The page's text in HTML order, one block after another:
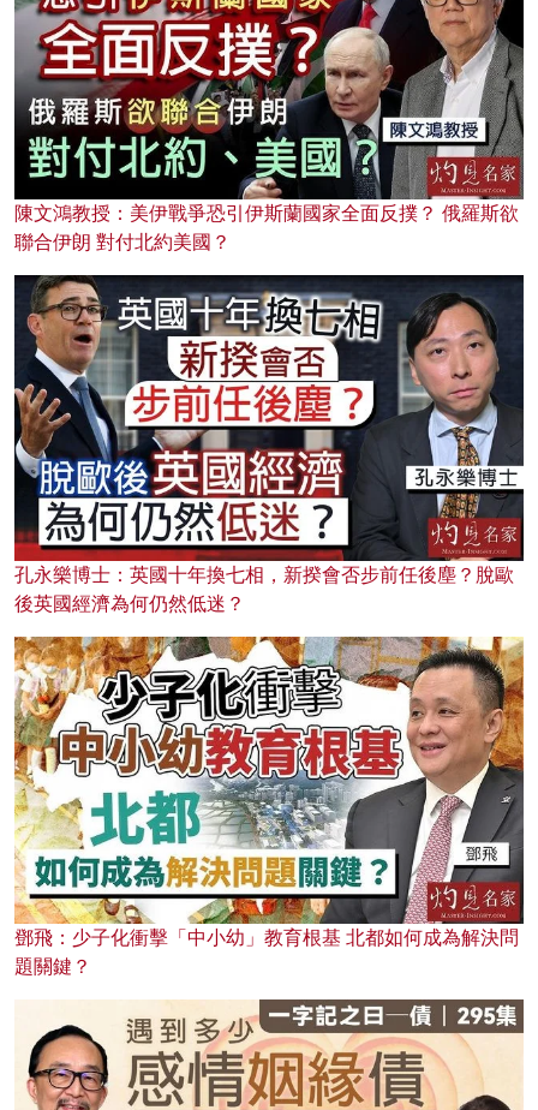
陳文鴻教授：美伊戰爭恐引伊斯蘭國家全面反撲？ 俄羅斯欲
聯合伊朗 對付北約美國？
孔永樂博士：英國十年換七相，新揆會否步前任後塵？脫歐
後英國經濟為何仍然低迷？
鄧飛：少子化衝擊「中小幼」教育根基 北都如何成為解決問
題關鍵？